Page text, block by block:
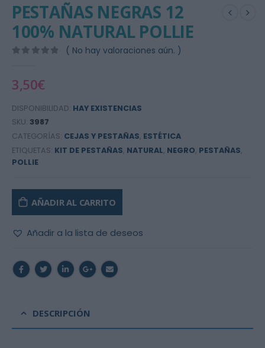
PESTAÑAS NEGRAS 12
100% NATURAL POLLIE
( No hay valoraciones aún. )
3,50€
DISPONIBILIDAD: HAY EXISTENCIAS
SKU: 3987
CATEGORÍAS: CEJAS Y PESTAÑAS, ESTÉTICA
ETIQUETAS: KIT DE PESTAÑAS, NATURAL, NEGRO, PESTAÑAS,
POLLIE
AÑADIR AL CARRITO
Añadir a la lista de deseos
DESCRIPCIÓN